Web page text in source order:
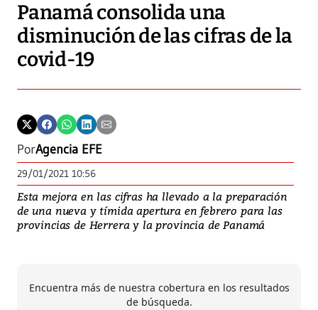
Panamá consolida una
disminución de las cifras de la
covid-19
PorAgencia EFE
29/01/2021 10:56
Esta mejora en las cifras ha llevado a la preparación
de una nueva y tímida apertura en febrero para las
provincias de Herrera y la provincia de Panamá
Encuentra más de nuestra cobertura en los resultados
de búsqueda.